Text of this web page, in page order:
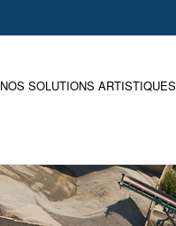
NOS SOLUTIONS ARTISTIQUES